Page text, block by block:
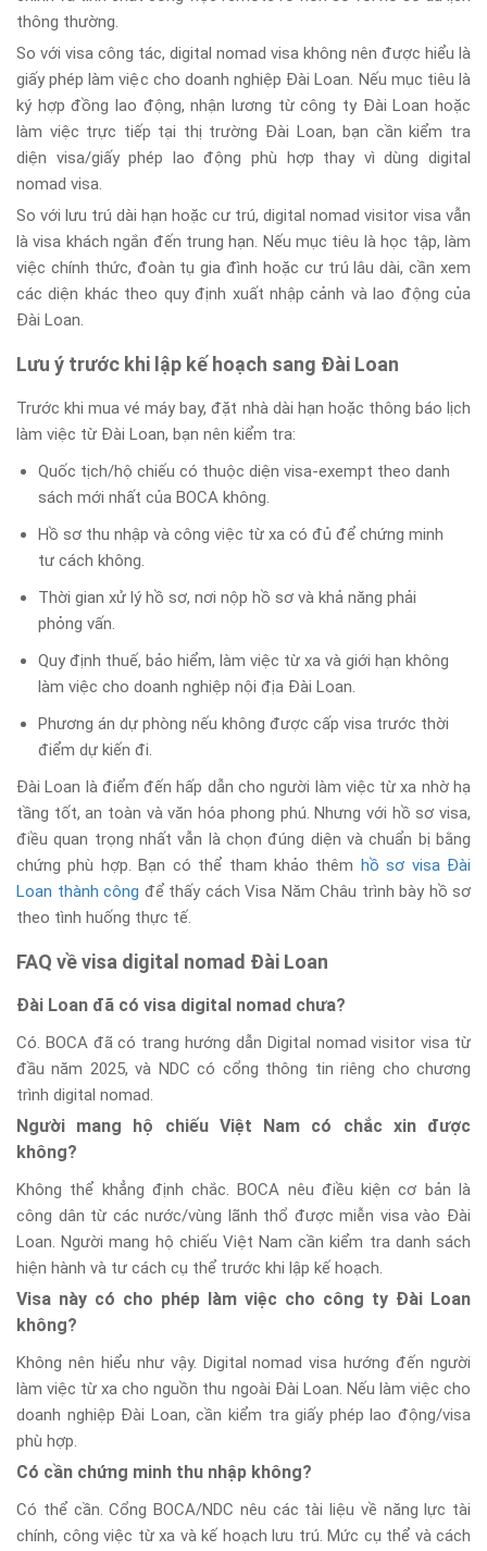
thông thường.
So với visa công tác, digital nomad visa không nên được hiểu là
giấy phép làm việc cho doanh nghiệp Đài Loan. Nếu mục tiêu là
ký hợp đồng lao động, nhận lương từ công ty Đài Loan hoặc
làm việc trực tiếp tại thị trường Đài Loan, bạn cần kiểm tra
diện visa/giấy phép lao động phù hợp thay vì dùng digital
nomad visa.
So với lưu trú dài hạn hoặc cư trú, digital nomad visitor visa vẫn
là visa khách ngắn đến trung hạn. Nếu mục tiêu là học tập, làm
việc chính thức, đoàn tụ gia đình hoặc cư trú lâu dài, cần xem
các diện khác theo quy định xuất nhập cảnh và lao động của
Đài Loan.
Lưu ý trước khi lập kế hoạch sang Đài Loan
Trước khi mua vé máy bay, đặt nhà dài hạn hoặc thông báo lịch
làm việc từ Đài Loan, bạn nên kiểm tra:
Quốc tịch/hộ chiếu có thuộc diện visa-exempt theo danh
sách mới nhất của BOCA không.
Hồ sơ thu nhập và công việc từ xa có đủ để chứng minh
tư cách không.
Thời gian xử lý hồ sơ, nơi nộp hồ sơ và khả năng phải
phỏng vấn.
Quy định thuế, bảo hiểm, làm việc từ xa và giới hạn không
làm việc cho doanh nghiệp nội địa Đài Loan.
Phương án dự phòng nếu không được cấp visa trước thời
điểm dự kiến đi.
Đài Loan là điểm đến hấp dẫn cho người làm việc từ xa nhờ hạ
tầng tốt, an toàn và văn hóa phong phú. Nhưng với hồ sơ visa,
điều quan trọng nhất vẫn là chọn đúng diện và chuẩn bị bằng
chứng phù hợp. Bạn có thể tham khảo thêm hồ sơ visa Đài
Loan thành công để thấy cách Visa Năm Châu trình bày hồ sơ
theo tình huống thực tế.
FAQ về visa digital nomad Đài Loan
Đài Loan đã có visa digital nomad chưa?
Có. BOCA đã có trang hướng dẫn Digital nomad visitor visa từ
đầu năm 2025, và NDC có cổng thông tin riêng cho chương
trình digital nomad.
Người mang hộ chiếu Việt Nam có chắc xin được
không?
Không thể khẳng định chắc. BOCA nêu điều kiện cơ bản là
công dân từ các nước/vùng lãnh thổ được miễn visa vào Đài
Loan. Người mang hộ chiếu Việt Nam cần kiểm tra danh sách
hiện hành và tư cách cụ thể trước khi lập kế hoạch.
Visa này có cho phép làm việc cho công ty Đài Loan
không?
Không nên hiểu như vậy. Digital nomad visa hướng đến người
làm việc từ xa cho nguồn thu ngoài Đài Loan. Nếu làm việc cho
doanh nghiệp Đài Loan, cần kiểm tra giấy phép lao động/visa
phù hợp.
Có cần chứng minh thu nhập không?
Có thể cần. Cổng BOCA/NDC nêu các tài liệu về năng lực tài
chính, công việc từ xa và kế hoạch lưu trú. Mức cụ thể và cách